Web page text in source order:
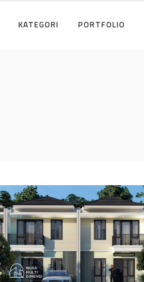
KATEGORI PORTFOLIO
Desain Cluster Premier
4 di Cibinong Bogor
DESAIN RUMAH TERBAIK